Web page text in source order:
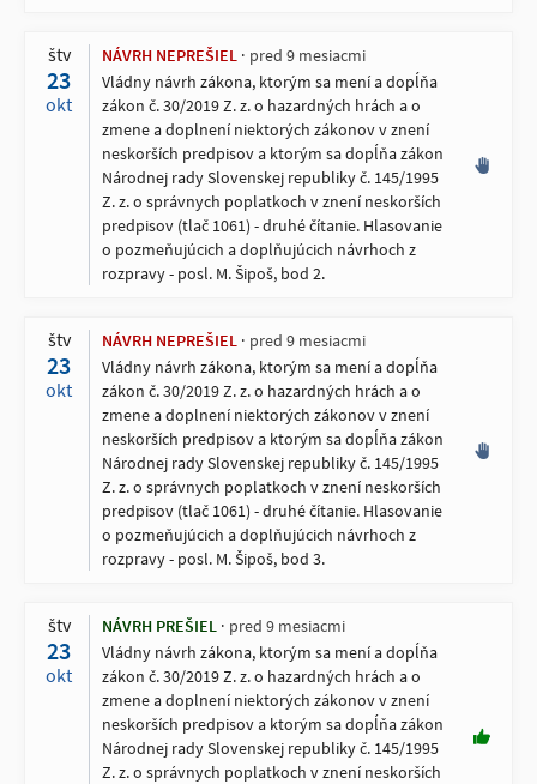
štv
23
okt
NÁVRH NEPREŠIEL
pred 9 mesiacmi
Vládny návrh zákona, ktorým sa mení a dopĺňa
zákon č. 30/2019 Z. z. o hazardných hrách a o
zmene a doplnení niektorých zákonov v znení
neskorších predpisov a ktorým sa dopĺňa zákon
Národnej rady Slovenskej republiky č. 145/1995
Z. z. o správnych poplatkoch v znení neskorších
predpisov (tlač 1061) - druhé čítanie. Hlasovanie
o pozmeňujúcich a doplňujúcich návrhoch z
rozpravy - posl. M. Šipoš, bod 2.
štv
23
okt
NÁVRH NEPREŠIEL
pred 9 mesiacmi
Vládny návrh zákona, ktorým sa mení a dopĺňa
zákon č. 30/2019 Z. z. o hazardných hrách a o
zmene a doplnení niektorých zákonov v znení
neskorších predpisov a ktorým sa dopĺňa zákon
Národnej rady Slovenskej republiky č. 145/1995
Z. z. o správnych poplatkoch v znení neskorších
predpisov (tlač 1061) - druhé čítanie. Hlasovanie
o pozmeňujúcich a doplňujúcich návrhoch z
rozpravy - posl. M. Šipoš, bod 3.
štv
23
okt
NÁVRH PREŠIEL
pred 9 mesiacmi
Vládny návrh zákona, ktorým sa mení a dopĺňa
zákon č. 30/2019 Z. z. o hazardných hrách a o
zmene a doplnení niektorých zákonov v znení
neskorších predpisov a ktorým sa dopĺňa zákon
Národnej rady Slovenskej republiky č. 145/1995
Z. z. o správnych poplatkoch v znení neskorších